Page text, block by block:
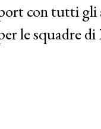
con tutti
le squadre